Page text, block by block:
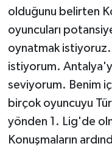
olduğunu belirten
oyuncuları
oynatmak istiyoruz.
istiyorum.
seviyorum. Benim
birçok oyuncuyu
yönden 1. Lig'de
Konuşmaların